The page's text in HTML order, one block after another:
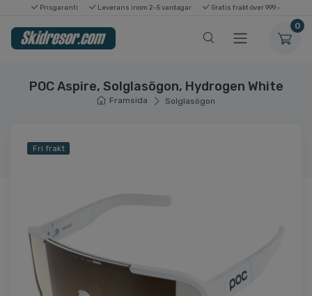
Prisgaranti Leverans inom 2-5 vardagar Gratis frakt över 999:-
0
POC Aspire, Solglasögon, Hydrogen White
Framsida Solglasögon
Fri frakt